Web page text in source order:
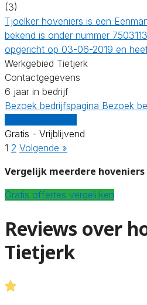
(3)
Tjoelker hoveniers is een
bekend is onder nummer
opgericht op 03-06-2019 en
Werkgebied Tietjerk
Contactgegevens
6 jaar in bedrijf
Bezoek bedrijfspagina Bezoek
Gratis - Vrijblijvend
1 2 Volgende »
Vergelijk meerdere hoveniers
Gratis offertes vergelijken
Reviews over
Tietjerk